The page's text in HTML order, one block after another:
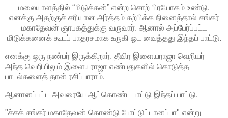
மலையாளத்தில் “மிடுக்கன்” என்ற சொற் பிரயோகம் உண்டு.
எனக்கு அதற்குச் சரியான அர்த்தம் கற்பிக்க நினைத்தால் சங்கர்
மகாதேவன் ஞாபகத்துக்கு வருவார். ஆனால் அப்பேர்ப்பட்ட
மிடுக்கனைக் கூடப் பாதரசமாக உருகி ஓட வைத்தது இந்தப் பாட்டு.
எனக்கு ஒரு நண்பர் இருக்கிறார், தீவிர இளையராஜா வெறியர்
அந்த வெறியிலும் இளையராஜா எண்பதுகளில் கொடுத்த
பாடல்களைத் தான் ரசிப்பாராம்.
ஆனானப்பட்ட அவரையே ஆட்கொண்ட பாட்டு இந்தப் பாட்டு.
"ச்சக் சங்கர் மகாதேவன் கொண்டு போட்டுட்டானப்பா" என்று